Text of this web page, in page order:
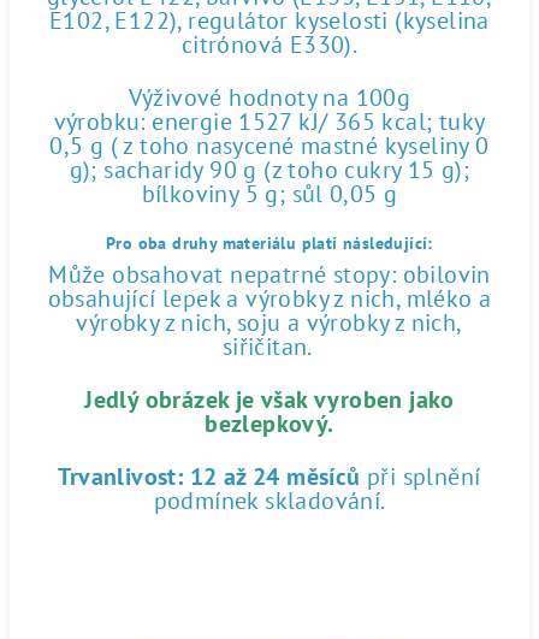
E102, E122), regulátor kyselosti (kyselina
citrónová E330).
Výživové hodnoty na 100g
výrobku: energie 1527 kJ/ 365 kcal; tuky
0,5 g ( z toho nasycené mastné kyseliny 0
g); sacharidy 90 g (z toho cukry 15 g);
bílkoviny 5 g; sůl 0,05 g
Pro oba druhy materiálu platí následující:
Může obsahovat nepatrné stopy: obilovin
obsahující lepek a výrobky z nich, mléko a
výrobky z nich, soju a výrobky z nich,
siřičitan.
Jedlý obrázek je však vyroben jako
bezlepkový.
Trvanlivost: 12 až 24 měsíců při splnění
podmínek skladování.